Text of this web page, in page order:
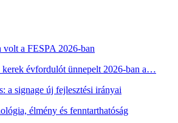
a FESPA 2026-ban
kerek évfordulót ünnepelt 2026-ban a…
a signage új fejlesztési irányai
élmény és fenntarthatóság